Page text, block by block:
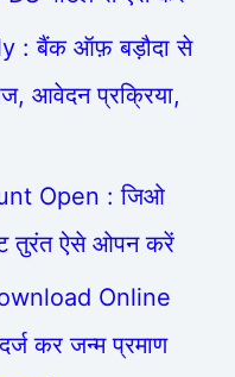
: बैंक ऑफ़ बड़ौदा से
आवेदन प्रक्रिया,
Open : जिओ
तुरंत ऐसे ओपन करें
Online
कर जन्म प्रमाण